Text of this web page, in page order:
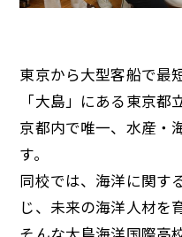
東京から大型客船で最
「大島」にある東京
京都内で唯一、水産・
す。
同校では、海洋に関す
じ、未来の海洋人材を